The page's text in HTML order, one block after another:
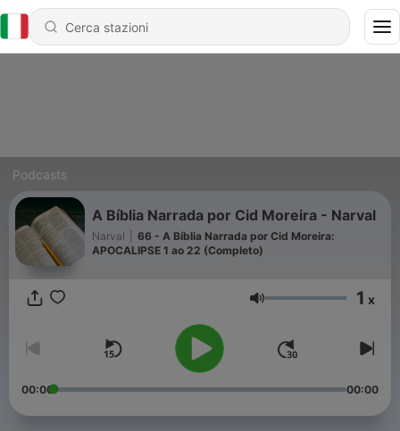
Podcasts
A Bíblia Narrada por Cid Moreira - Narval
Narval
66 - A Bíblia Narrada por Cid Moreira:
APOCALIPSE 1 ao 22 (Completo)
Volume 1 x
00:00 00:00